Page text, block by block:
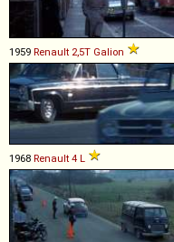
1959 Renault 2,5T Galion
1968 Renault 4 L